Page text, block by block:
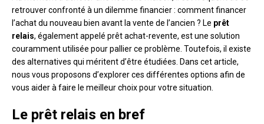
retrouver confronté à un dilemme financier : comment financer
l’achat du nouveau bien avant la vente de l’ancien ? Le prêt
relais, également appelé prêt achat-revente, est une solution
couramment utilisée pour pallier ce problème. Toutefois, il existe
des alternatives qui méritent d’être étudiées. Dans cet article,
nous vous proposons d’explorer ces différentes options afin de
vous aider à faire le meilleur choix pour votre situation.
Le prêt relais en bref